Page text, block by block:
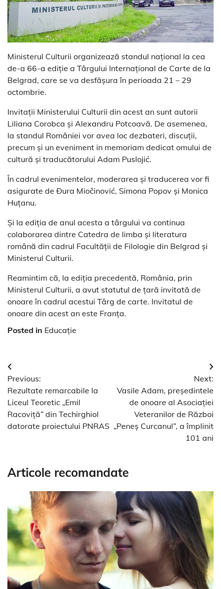
Ministerul Culturii organizează standul național la cea
de-a 66-a ediție a Târgului Internațional de Carte de la
Belgrad, care se va desfășura în perioada 21 – 29
octombrie.
Invitații Ministerului Culturii din acest an sunt autorii
Liliana Corobca și Alexandru Potcoavă. De asemenea,
la standul României vor avea loc dezbateri, discuții,
precum și un eveniment in memoriam dedicat omului de
cultură și traducătorului Adam Puslojić.
În cadrul evenimentelor, moderarea și traducerea vor fi
asigurate de Đura Miočinović, Simona Popov și Monica
Huțanu.
Și la ediția de anul acesta a târgului va continua
colaborarea dintre Catedra de limba și literatura
română din cadrul Facultății de Filologie din Belgrad și
Ministerul Culturii.
Reamintim că, la ediția precedentă, România, prin
Ministerul Culturii, a avut statutul de țară invitată de
onoare în cadrul acestui Târg de carte. Invitatul de
onoare din acest an este Franța.
Posted in Educație
Navigare
în
articole
Previous:
Rezultate remarcabile la
Liceul Teoretic „Emil
Racoviță” din Techirghiol
datorate proiectului PNRAS
Next:
Vasile Adam, președintele
de onoare al Asociației
Veteranilor de Război
„Peneș Curcanul”, a împlinit
101 ani
Articole recomandate